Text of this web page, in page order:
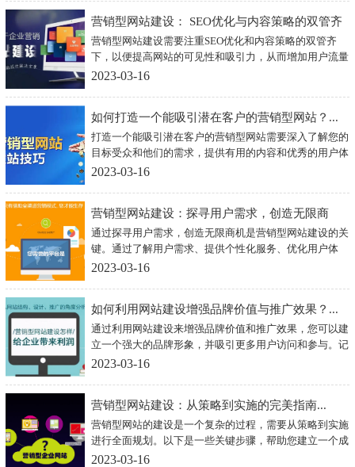
营销型网站建设： SEO优化与内容策略的双管齐
下"...
营销型网站建设需要注重SEO优化和内容策略的双管齐
下，以便提高网站的可见性和吸引力，从而增加用户流量
和转化率。
2023-03-16
如何打造一个能吸引潜在客户的营销型网站？...
打造一个能吸引潜在客户的营销型网站需要深入了解您的
目标受众和他们的需求，提供有用的内容和优秀的用户体
验，使用搜索引擎优化和数据分析等技术，以及提供个性
2023-03-16
营销型网站建设：探寻用户需求，创造无限商
机...
通过探寻用户需求，创造无限商机是营销型网站建设的关
键。通过了解用户需求、提供个性化服务、优化用户体
验、利用数据分析和使用多种营销手段，您可以创建一个
2023-03-16
如何利用网站建设增强品牌价值与推广效果？...
通过利用网站建设来增强品牌价值和推广效果，您可以建
立一个强大的品牌形象，并吸引更多用户访问和参与。记
住，网站建设是一个不断迭代和改进的过程，您需要不断
2023-03-16
营销型网站建设：从策略到实施的完美指南...
营销型网站的建设是一个复杂的过程，需要从策略到实施
进行全面规划。以下是一些关键步骤，帮助您建立一个成
功的营销型网站。
2023-03-16